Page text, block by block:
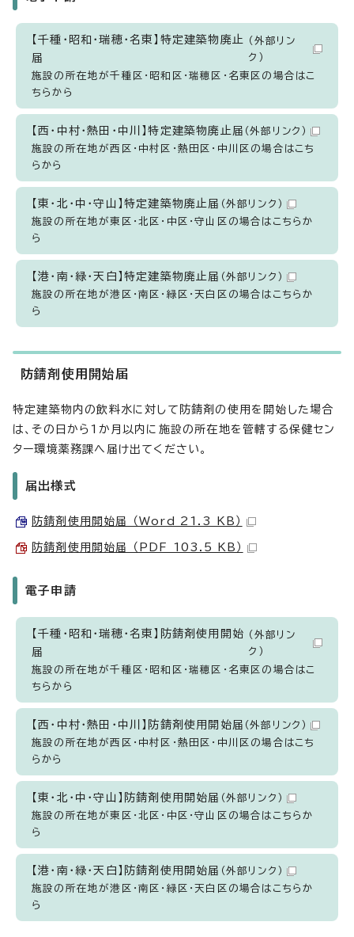
【千種・昭和・瑞穂・名東】特定建築物廃止
届
（外部リン
ク）
施設の所在地が千種区・昭和区・瑞穂区・名東区の場合はこ
ちらから
【西・中村・熱田・中川】特定建築物廃止届 （外部リンク）
施設の所在地が西区・中村区・熱田区・中川区の場合はこち
らから
【東・北・中・守山】特定建築物廃止届 （外部リンク）
施設の所在地が東区・北区・中区・守山区の場合はこちらか
ら
【港・南・緑・天白】特定建築物廃止届 （外部リンク）
施設の所在地が港区・南区・緑区・天白区の場合はこちらか
ら
防錆剤使用開始届
特定建築物内の飲料水に対して防錆剤の使用を開始した場合
は、その日から1か月以内に施設の所在地を管轄する保健セン
ター環境薬務課へ届け出てください。
届出様式
防錆剤使用開始届 （Word 21.3 KB）
防錆剤使用開始届 （PDF 103.5 KB）
電子申請
【千種・昭和・瑞穂・名東】防錆剤使用開始
届
（外部リン
ク）
施設の所在地が千種区・昭和区・瑞穂区・名東区の場合はこ
ちらから
【西・中村・熱田・中川】防錆剤使用開始届 （外部リンク）
施設の所在地が西区・中村区・熱田区・中川区の場合はこち
らから
【東・北・中・守山】防錆剤使用開始届 （外部リンク）
施設の所在地が東区・北区・中区・守山区の場合はこちらか
ら
【港・南・緑・天白】防錆剤使用開始届 （外部リンク）
施設の所在地が港区・南区・緑区・天白区の場合はこちらか
ら